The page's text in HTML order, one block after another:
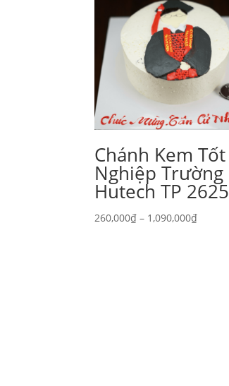
Chánh Kem Tốt
Nghiệp Trường
Hutech TP 2625
260,000₫ – 1,090,000₫Khoảng